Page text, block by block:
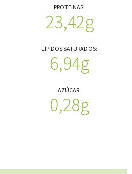
PROTEINAS:
23,42g
LÍPIDOS SATURADOS:
6,94g
AZÚCAR:
0,28g